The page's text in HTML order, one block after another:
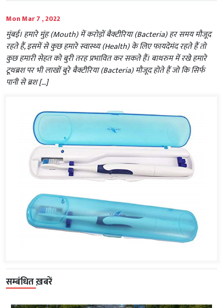
Mon Mar 7 , 2022
मुंबई। हमारे मुंह (Mouth) में करोड़ों बैक्टीरिया (Bacteria) हर समय मौजूद
रहते हैं, इसमें से कुछ हमारे स्वास्थ्य (Health) के लिए फायदेमंद रहते हैं तो
कुछ हमारी सेहत को बुरी तरह प्रभावित कर सकते हैं। बाथरुम में रखे हमारे
टूथब्रश पर भी लाखों बुरे बैक्टीरिया (Bacteria) मौजूद होते हैं जो कि सिर्फ
पानी से ब्रश […]
सम्बंधित ख़बरें